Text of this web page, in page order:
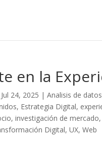
en la
Jul 24, 2025 |Analisis de datos
, Estrategia Digital,
,investigación de mercado,
Digital,UX,Web